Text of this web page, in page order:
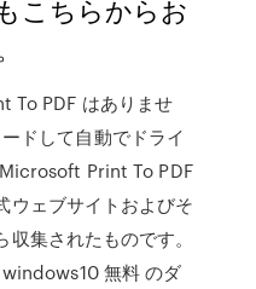
こちらからお
PDF はありませ
ドして自動でドライ
Print To PDF
ウェブサイトおよびそ
集されたものです。
無料 のダ